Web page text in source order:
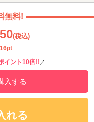
無料!
(税込)
16pt
イント10倍!! ／
入する
れる